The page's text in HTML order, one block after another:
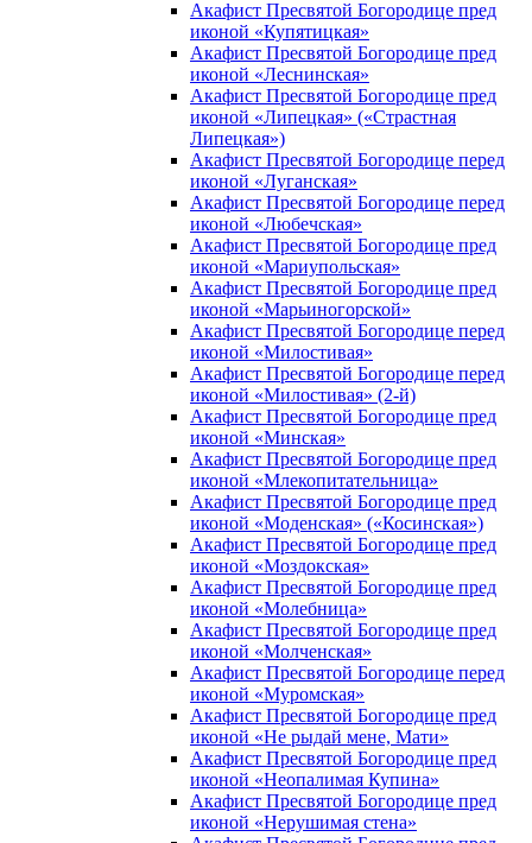
Акафист Пресвятой Богородице пред
иконой «Купятицкая»
Акафист Пресвятой Богородице пред
иконой «Леснинская»
Акафист Пресвятой Богородице пред
иконой «Липецкая» («Страстная
Липецкая»)
Акафист Пресвятой Богородице перед
иконой «Луганская»
Акафист Пресвятой Богородице перед
иконой «Любечская»
Акафист Пресвятой Богородице пред
иконой «Мариупольская»
Акафист Пресвятой Богородице пред
иконой «Марьиногорской»
Акафист Пресвятой Богородице перед
иконой «Милостивая»
Акафист Пресвятой Богородице перед
иконой «Милостивая» (2-й)
Акафист Пресвятой Богородице пред
иконой «Минская»
Акафист Пресвятой Богородице пред
иконой «Млекопитательница»
Акафист Пресвятой Богородице пред
иконой «Моденская» («Косинская»)
Акафист Пресвятой Богородице пред
иконой «Моздокская»
Акафист Пресвятой Богородице пред
иконой «Молебница»
Акафист Пресвятой Богородице пред
иконой «Молченская»
Акафист Пресвятой Богородице перед
иконой «Муромская»
Акафист Пресвятой Богородице пред
иконой «Не рыдай мене, Мати»
Акафист Пресвятой Богородице пред
иконой «Неопалимая Купина»
Акафист Пресвятой Богородице пред
иконой «Нерушимая стена»